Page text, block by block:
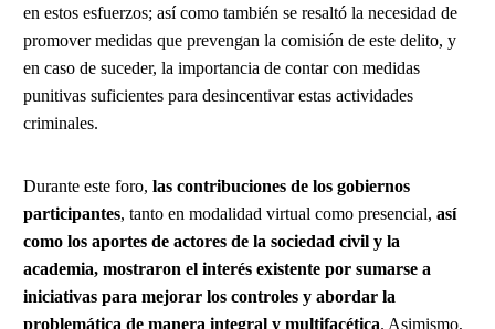
en estos esfuerzos; así como también se resaltó la necesidad de
promover medidas que prevengan la comisión de este delito, y
en caso de suceder, la importancia de contar con medidas
punitivas suficientes para desincentivar estas actividades
criminales.
Durante este foro, las contribuciones de los gobiernos
participantes, tanto en modalidad virtual como presencial, así
como los aportes de actores de la sociedad civil y la
academia, mostraron el interés existente por sumarse a
iniciativas para mejorar los controles y abordar la
problemática de manera integral y multifacética. Asimismo,